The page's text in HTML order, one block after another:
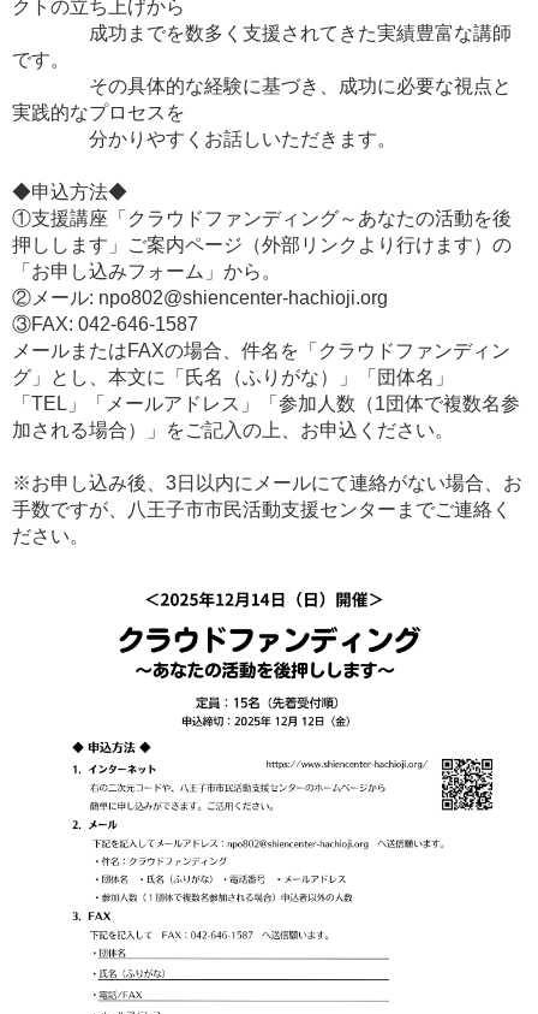
クトの立ち上げから
成功までを数多く支援されてきた実績豊富な講師
です。
その具体的な経験に基づき、成功に必要な視点と
実践的なプロセスを
分かりやすくお話しいただきます。
◆申込方法◆
①支援講座「クラウドファンディング～あなたの活動を後
押しします」ご案内ページ（外部リンクより行けます）の
「お申し込みフォーム」から。
②メール: npo802@shiencenter-hachioji.org
③FAX: 042-646-1587
メールまたはFAXの場合、件名を「クラウドファンディン
グ」とし、本文に「氏名（ふりがな）」「団体名」
「TEL」「メールアドレス」「参加人数（1団体で複数名参
加される場合）」をご記入の上、お申込ください。
※お申し込み後、3日以内にメールにて連絡がない場合、お
手数ですが、八王子市市民活動支援センターまでご連絡く
ださい。